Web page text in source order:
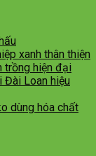
xanh thân thiện
trồng hiện đại
Đài Loan hiệu
dùng hóa chất